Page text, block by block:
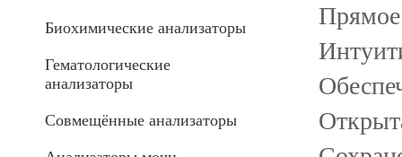
Биохимические анализаторы
Гематологические
анализаторы
Совмещённые анализаторы